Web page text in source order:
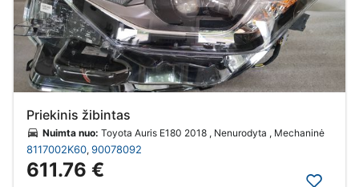
Priekinis žibintas
Nuimta nuo: Toyota Auris E180 2018 , Nenurodyta , Mechaninė
8117002K60, 90078092
611.76 €